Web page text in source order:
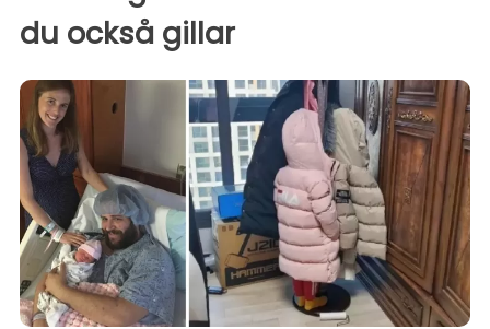
du också gillar